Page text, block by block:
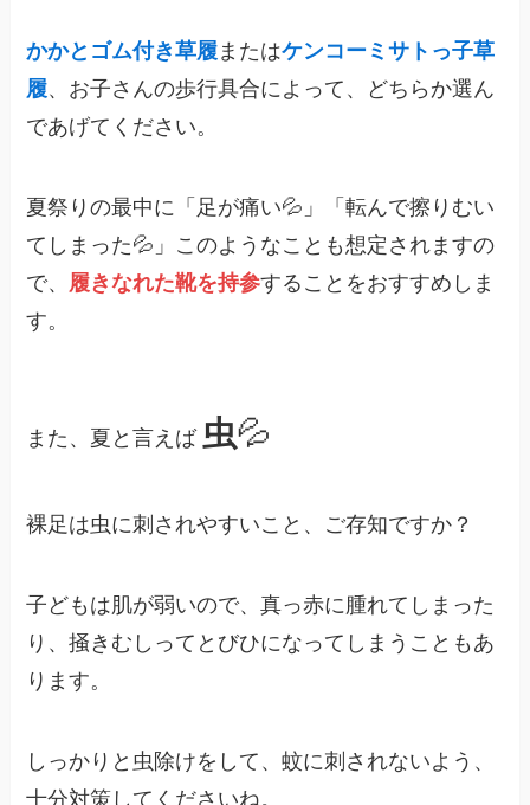
かかとゴム付き草履またはケンコーミサトっ子草
履、お子さんの歩行具合によって、どちらか選ん
であげてください。
夏祭りの最中に「足が痛い💦」「転んで擦りむい
てしまった💦」このようなことも想定されますの
で、 履きなれた靴を持参することをおすすめしま
す。
また、夏と言えば 虫💦
裸足は虫に刺されやすいこと、ご存知ですか？
子どもは肌が弱いので、真っ赤に腫れてしまった
り、掻きむしってとびひになってしまうこともあ
ります。
しっかりと虫除けをして、蚊に刺されないよう、
十分対策してくださいね。